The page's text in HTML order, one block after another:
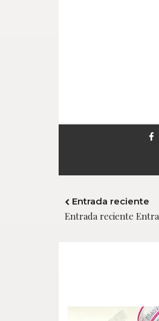
Entrada reciente
Entrada reciente